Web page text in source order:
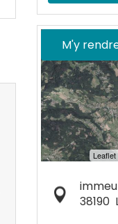
M'y
38190